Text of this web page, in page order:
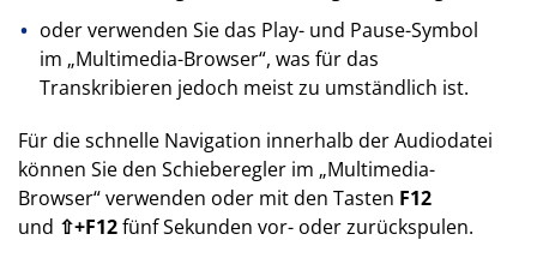
oder verwenden Sie das Play- und Pause-Symbol
im „Multimedia-Browser“, was für das
Transkribieren jedoch meist zu umständlich ist.
Für die schnelle Navigation innerhalb der Audiodatei
können Sie den Schieberegler im „Multimedia-
Browser“ verwenden oder mit den Tasten F12
und ⇧+F12fünf Sekunden vor- oder zurückspulen.